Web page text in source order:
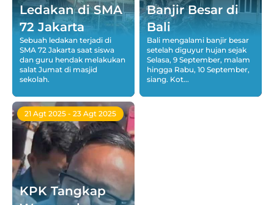
Ledakan di SMA
72 Jakarta
Sebuah ledakan terjadi di
SMA 72 Jakarta saat siswa
dan guru hendak melakukan
salat Jumat di masjid
sekolah.
Banjir Besar di
Bali
Bali mengalami banjir besar
setelah diguyur hujan sejak
Selasa, 9 September, malam
hingga Rabu, 10 September,
siang. Kot...
21 Agt 2025 - 23 Agt 2025
KPK Tangkap